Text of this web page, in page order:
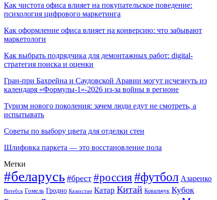
Как чистота офиса влияет на покупательское поведение:
психология цифрового маркетинга
Как оформление офиса влияет на конверсию: что забывают
маркетологи
Как выбрать подрядчика для демонтажных работ: digital-
стратегия поиска и оценки
Гран-при Бахрейна и Саудовской Аравии могут исчезнуть из
календаря «Формулы-1»-2026 из-за войны в регионе
Туризм нового поколения: зачем люди едут не смотреть, а
испытывать
Советы по выбору цвета для отделки стен
Шлифовка паркета — это восстановление пола
Метки
#беларусь #брест #россия#футбол Азаренко
Витебск Гомель Гродно Казахстан Катар Китай Ковальчук Кубок